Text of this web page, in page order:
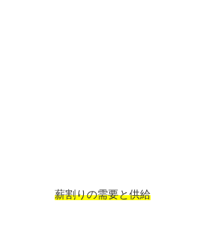
薪割りの需要と供給